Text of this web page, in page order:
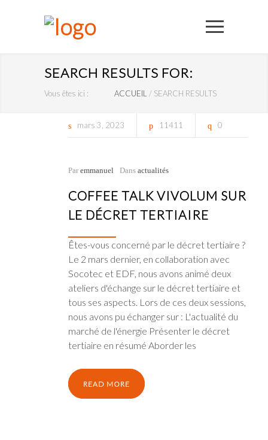
SEARCH RESULTS FOR:
Vous êtes ici : ACCUEIL / SEARCH RESULTS
mars 3 2023 11411 0
Par emmanuel Dans actualités
COFFEE TALK VIVOLUM SUR
LE DÉCRET TERTIAIRE
Êtes-vous concerné par le décret tertiaire ?
Le 2 mars dernier, en collaboration avec
Socotec et EDF, nous avons animé deux
ateliers d'échange sur le décret tertiaire et
tous ses aspects. Lors de ces deux sessions,
nous avons pu échanger sur : L'actualité du
marché de l'énergie Présenter le décret
tertiaire en résumé Aborder les
READ MORE